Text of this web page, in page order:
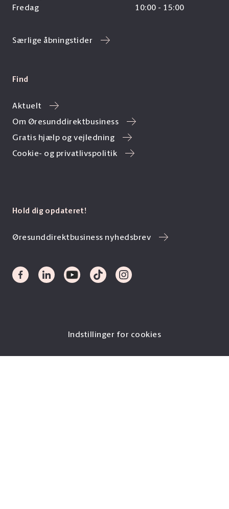
Fredag
10:00 - 15:00
Særlige åbningstider
Find
Aktuelt
Om Øresunddirektbusiness
Gratis hjælp og vejledning
Cookie- og privatlivspolitik
Hold dig opdateret!
Øresunddirektbusiness nyhedsbrev
Indstillinger for cookies